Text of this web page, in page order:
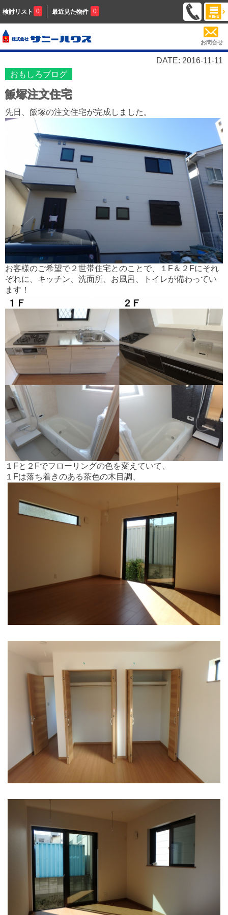
検討リスト 0 最近見た物件 0
お問合せ
DATE: 2016-11-11
おもしろブログ
飯塚注文住宅
先日、飯塚の注文住宅が完成しました 。
お客様のご希望で２世帯住宅とのことで、１F＆２Fにそれ
ぞれに、キッチン、洗面所、お風呂、トイレが備わってい
ます！
１Fと２Fでフローリングの色を変えていて、
１Fは落ち着きのある茶色の木目調、